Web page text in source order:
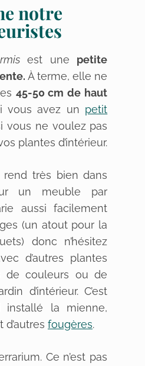
notre
est une petite
À terme, elle ne
45-50 cm de haut
vous avez un petit
vous ne voulez pas
plantes d’intérieur.
rend très bien dans
un meuble par
aussi facilement
(un atout pour la
donc n’hésitez
d’autres plantes
de couleurs ou de
d’intérieur. C’est
installé la mienne,
d’autres fougères.
Ce n’est pas